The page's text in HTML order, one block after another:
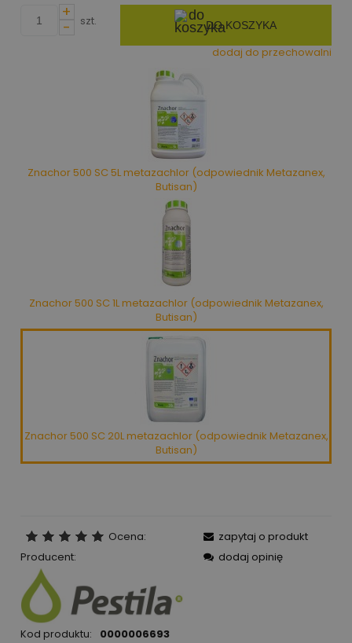
Znachor 500 SC 5L metazachlor (odpowiednik Metazanex,
Butisan)
Znachor 500 SC 1L metazachlor (odpowiednik Metazanex,
Butisan)
Znachor 500 SC 20L metazachlor (odpowiednik Metazanex,
Butisan)
+
-
szt. DO KOSZYKA
dodaj do przechowalni
Ocena:
Producent:
Kod produktu: 0000006693
zapytaj o produkt
dodaj opinię